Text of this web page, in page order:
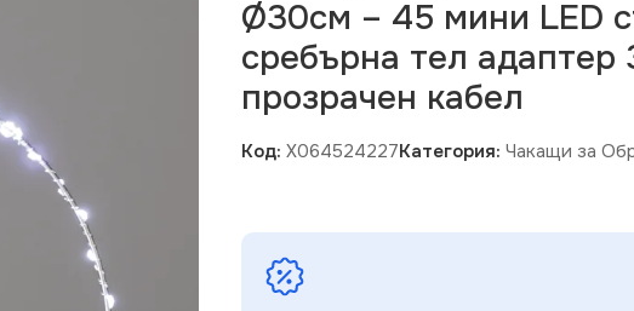
Ø30см – 45 мини LED
сребърна тел адаптер
прозрачен кабел
Код: X064524227Категория: Чакащи за